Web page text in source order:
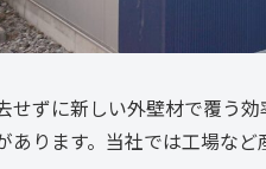
ずに新しい外壁材で覆う
ります。当社では工場な